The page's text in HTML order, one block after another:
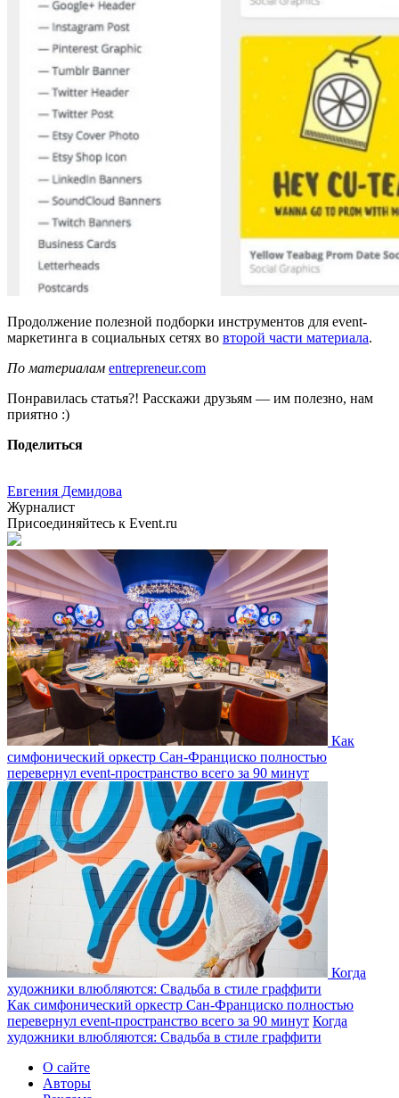
Продолжение полезной подборки инструментов для event-
маркетинга в социальных сетях во второй части материала.
По материалам entrepreneur.com
Понравилась статья?! Расскажи друзьям — им полезно, нам
приятно :)
Поделиться
Евгения Демидова
Журналист
Присоединяйтесь к Event.ru
Как
симфонический оркестр Сан-Франциско полностью
перевернул event-пространство всего за 90 минут
Когда
художники влюбляются: Свадьба в стиле граффити
Как симфонический оркестр Сан-Франциско полностью
перевернул event-пространство всего за 90 минут Когда
художники влюбляются: Свадьба в стиле граффити
О сайте
Авторы